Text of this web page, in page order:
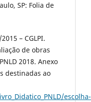
SP: Folia de
– CGLPI.
de obras
2018. Anexo
destinadas ao
escolha-